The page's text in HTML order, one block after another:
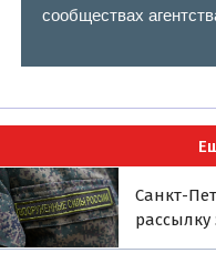
сообществах
Санкт-